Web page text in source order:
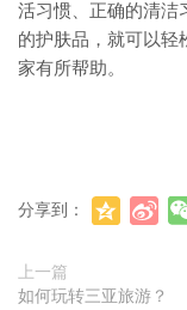
活习惯、正确的清洁
的护肤品，就可以轻
家有所帮助。
分享到：
上一篇
如何玩转三亚旅游？